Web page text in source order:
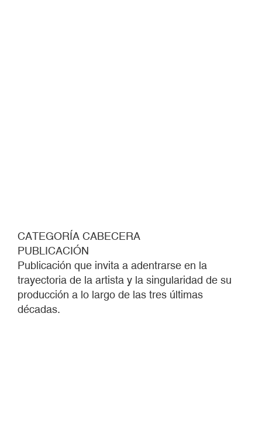
CATEGORÍA CABECERA
PUBLICACIÓN
Publicación que invita a adentrarse en la
trayectoria de la artista y la singularidad de su
producción a lo largo de las tres últimas
décadas.